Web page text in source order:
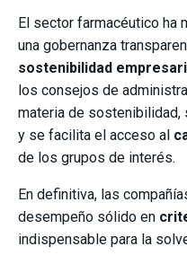
El sector farmacéutico ha
una gobernanza
sostenibilidad
los consejos de
materia de
y se facilita el acceso al
de los grupos de interés.
En definitiva, las
desempeño sólido en
indispensable para la